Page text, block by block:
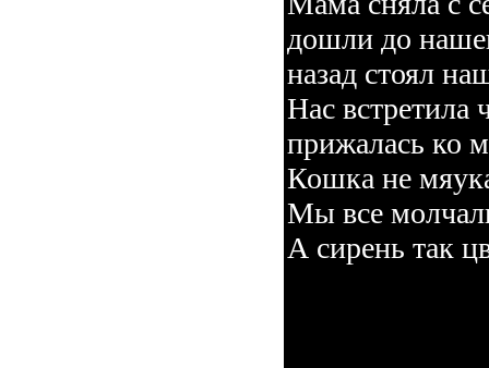
дошли до
назад стоял
Нас
прижалась ко
Кошка не
Мы все
А сирень так